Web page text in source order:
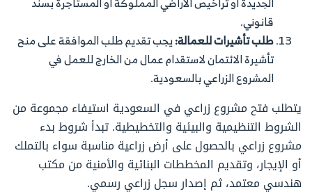
قانوني.
طلب تأشيرات للعمالة:يجب تقديم طلب الموافقة على منح
تأشيرة الائتمان لاستقدام عمال من الخارج للعمل في
المشروع الزراعي بالسعودية.
يتطلب فتح مشروع زراعي في السعودية استيفاء مجموعة من
الشروط التنظيمية والبيئية والتخطيطية. تبدأ شروط بدء
مشروع زراعي بالحصول على أرض زراعية مناسبة سواء بالتملك
أو الإيجار، وتقديم المخططات البنائية والأمنية من مكتب
هندسي معتمد، ثم إصدار سجل زراعي رسمي.